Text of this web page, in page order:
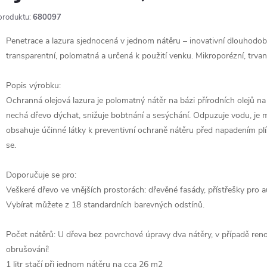
680097
Penetrace a lazura sjednocená v jednom nátěru – inovativní
transparentní, polomatná a určená k použití venku. Mikroporézní,
Popis výrobku:
Ochranná olejová lazura je polomatný nátěr na bázi přírodních olejů
nechá dřevo dýchat, snižuje bobtnání a sesýchání. Odpuzuje vodu,
obsahuje účinné látky k preventivní ochraně nátěru před napadením
se.
Doporučuje se pro:
Veškeré dřevo ve vnějších prostorách: dřevěné fasády, přístřešky pro
Vybírat můžete z 18 standardních barevných odstínů.
Počet nátěrů: U dřeva bez povrchové úpravy dva nátěry, v případě
obrušování!
1 litr stačí při jednom nátěru na cca 26 m2